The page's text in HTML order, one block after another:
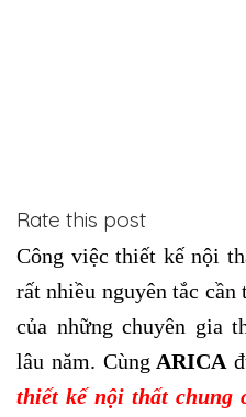
Rate this post
Công việc thiết kế nội
rất nhiều nguyên tắc
của những chuyên gia
lâu năm. Cùng ARICA
thiết kế nội thất chung